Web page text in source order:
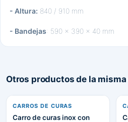
- Altura: 840 / 910 mm
- Bandejas: 590 x 390 x 40 mm
Otros productos de la
CARROS DE CURAS
Carro de curas inox con